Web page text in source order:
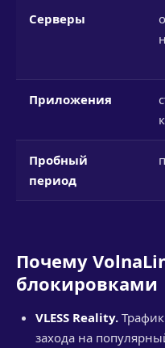
Серверы
Приложения
Пробный
период
Почему
блокировками
VLESS Reality.
захода на